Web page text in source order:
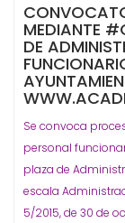
MEDIANTE
DE
Se convoca
personal
plaza de
escala
5/2015, de 30 de